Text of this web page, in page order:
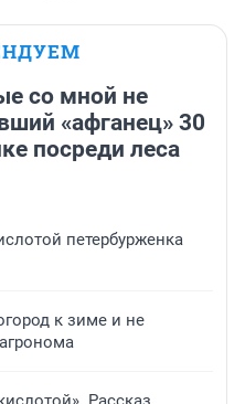
со мной не
«афганец» 30
посреди леса
петербурженка
к зиме и не